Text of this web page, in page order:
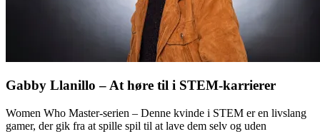
Gabby Llanillo – At høre til i STEM-karrierer
Women Who Master-serien – Denne kvinde i STEM er en livslang
gamer, der gik fra at spille spil til at lave dem selv og uden